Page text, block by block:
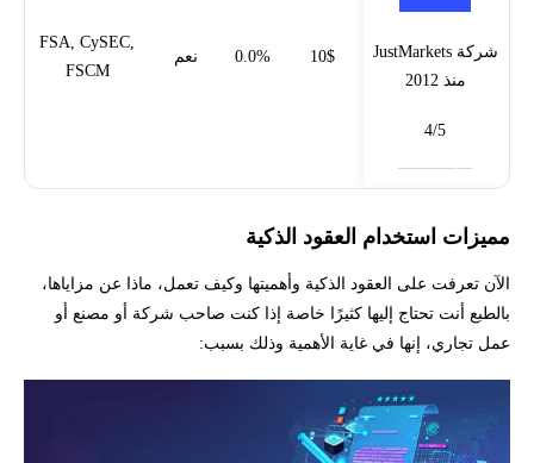
شركة JustMarkets
منذ 2012
4/5
10$
0.0% نعم
FSA, CySEC,
FSCM
مميزات استخدام العقود الذكية
الآن تعرفت على العقود الذكية وأهميتها وكيف تعمل، ماذا عن مزاياها،
بالطبع أنت تحتاج إليها كثيرًا خاصة إذا كنت صاحب شركة أو مصنع أو
عمل تجاري، إنها في غاية الأهمية وذلك بسبب: